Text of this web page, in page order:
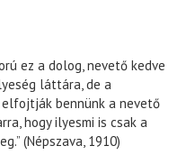
ez a dolog, nevető kedve
láttára, de a
elfojtják bennünk a nevető
hogy ilyesmi is csak a
(Népszava, 1910)